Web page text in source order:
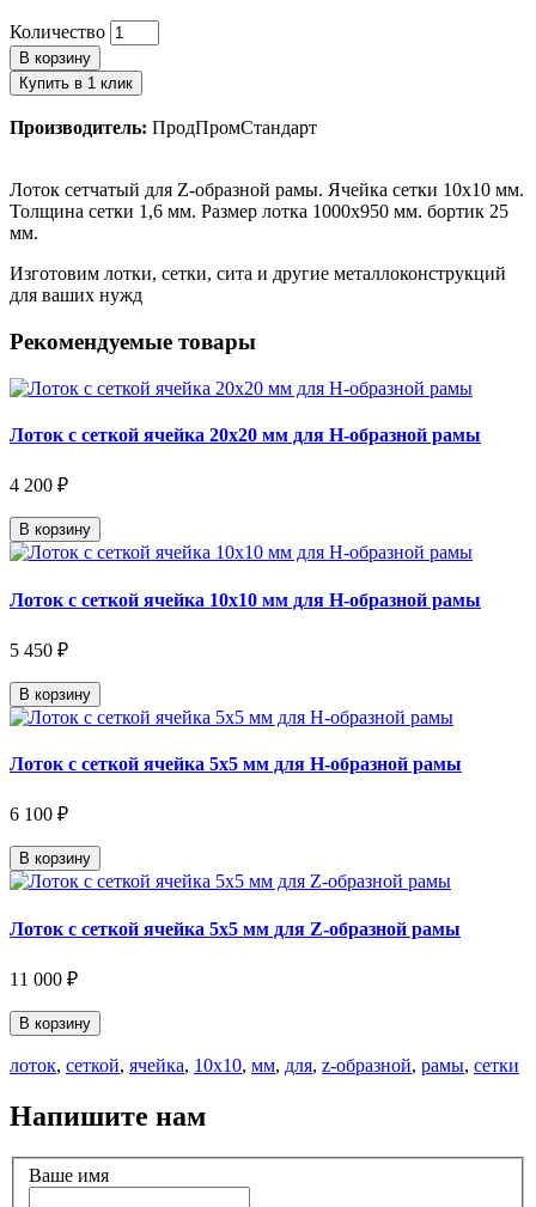
Количество
В корзину
Купить в 1 клик
Производитель: ПродПромСтандарт
Лоток сетчатый для Z-образной рамы. Ячейка сетки 10х10 мм.
Толщина сетки 1,6 мм. Размер лотка 1000х950 мм. бортик 25
мм.
Изготовим лотки, сетки, сита и другие металлоконструкций
для ваших нужд
Рекомендуемые товары
Лоток с сеткой ячейка 20х20 мм для Н-образной рамы
4 200 ₽
В корзину
Лоток с сеткой ячейка 10х10 мм для Н-образной рамы
5 450 ₽
В корзину
Лоток с сеткой ячейка 5х5 мм для Н-образной рамы
6 100 ₽
В корзину
Лоток с сеткой ячейка 5х5 мм для Z-образной рамы
11 000 ₽
В корзину
лоток, сеткой, ячейка, 10х10, мм, для, z-образной, рамы, сетки
Напишите нам
Ваше имя